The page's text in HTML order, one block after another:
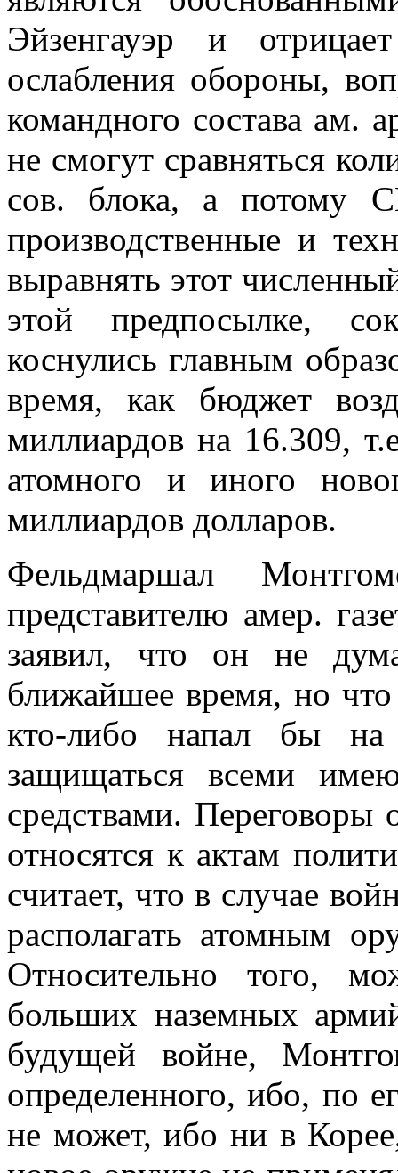
Эйзенгауэр и
ослабления обороны,
команд­ного состава ам.
не смогут сравняться
сов. блока, а потому
производственные и
выравнять этот
этой предпосылке,
коснулись главным
время, как бюджет
миллиардов на 16.309,
атомного и иного
миллиардов долларов.
Фельдмаршал
представителю амер.
заявил, что он не
ближайшее время, но
кто-либо напал бы на
защищаться всеми
средствами.
отно­сятся к актам
считает, что в случае
располагать атомным
Относительно того,
больших наземных
будущей войне,
определенного, ибо, по
не может, ибо ни в